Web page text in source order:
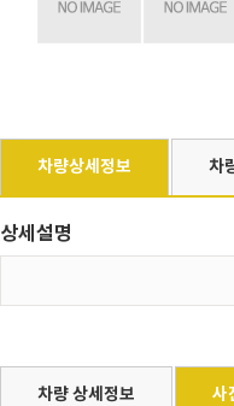
차량상세정보 차
상세설명
차량 상세정보 사